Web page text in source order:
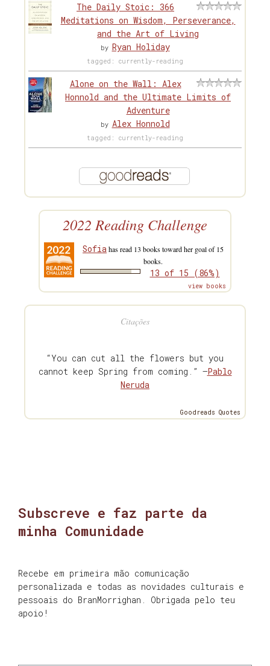
The Daily Stoic: 366
Meditations on Wisdom, Perseverance,
and the Art of Living
by Ryan Holiday
tagged: currently-reading
Alone on the Wall: Alex
Honnold and the Ultimate Limits of
Adventure
by Alex Honnold
tagged: currently-reading
2022 Reading Challenge
Sofia has read 13 books toward her goal of 15
books.
13 of 15 (86%)
view books
Citações
“You can cut all the flowers but you
cannot keep Spring from coming.” —Pablo
Neruda
Goodreads Quotes
Subscreve e faz parte da
minha Comunidade
Recebe em primeira mão comunicação
personalizada e todas as novidades culturais e
pessoais do BranMorrighan. Obrigada pelo teu
apoio!